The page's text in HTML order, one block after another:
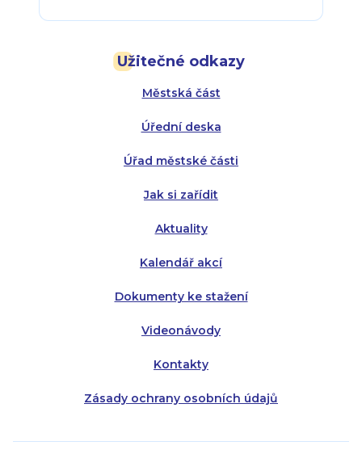
Užitečné odkazy
Městská část
Úřední deska
Úřad městské části
Jak si zařídit
Aktuality
Kalendář akcí
Dokumenty ke stažení
Videonávody
Kontakty
Zásady ochrany osobních údajů
Úterý:
Středa:
Čtvrtek:
Pátek:
Úterý:
Středa:
Čtvrtek: